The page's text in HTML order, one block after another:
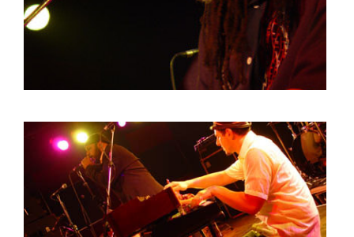
PROGRAMMA
FOTO’SNIEUWS